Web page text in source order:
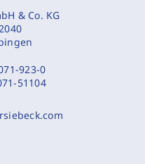
& Co. KG
923-0
51104